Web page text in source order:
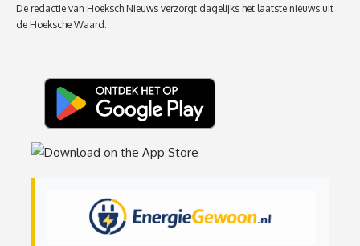
De redactie van Hoeksch Nieuws verzorgt dagelijks het laatste nieuws uit
de Hoeksche Waard.